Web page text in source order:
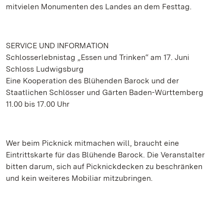
mitvielen Monumenten des Landes an dem Festtag.
SERVICE UND INFORMATION
Schlosserlebnistag „Essen und Trinken“ am 17. Juni
Schloss Ludwigsburg
Eine Kooperation des Blühenden Barock und der
Staatlichen Schlösser und Gärten Baden-Württemberg
11.00 bis 17.00 Uhr
Wer beim Picknick mitmachen will, braucht eine
Eintrittskarte für das Blühende Barock. Die Veranstalter
bitten darum, sich auf Picknickdecken zu beschränken
und kein weiteres Mobiliar mitzubringen.